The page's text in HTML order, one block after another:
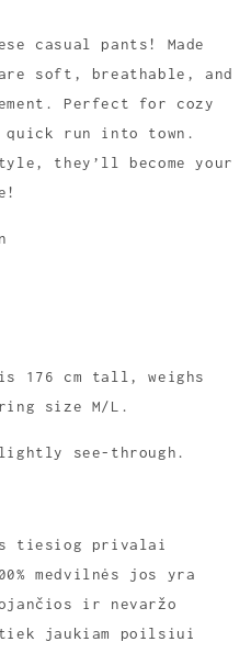
casual pants! Made
soft, breathable, and
Perfect for cozy
quick run into town.
they’ll become your
176 cm tall, weighs
size M/L.
see-through.
tiesiog privalai
medvilnės jos yra
ir nevaržo
jaukiam poilsiui